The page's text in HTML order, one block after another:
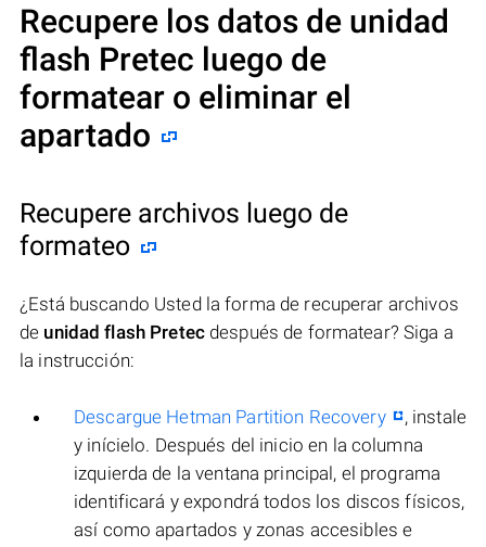
Recupere los datos de unidad
flash Pretec luego de
formatear o eliminar el
apartado
Recupere archivos luego de
formateo
¿Está buscando Usted la forma de recuperar archivos
de unidad flash Pretecdespués de formatear? Siga a
la instrucción:
Descargue Hetman Partition Recovery
, instale
y inícielo. Después del inicio en la columna
izquierda de la ventana principal, el programa
identificará y expondrá todos los discos físicos,
así como apartados y zonas accesibles e